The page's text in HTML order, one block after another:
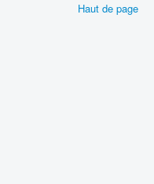
Haut de page